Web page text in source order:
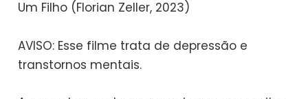
Um Filho (Florian Zeller, 2023)
AVISO: Esse filme trata de depressão e
transtornos mentais.